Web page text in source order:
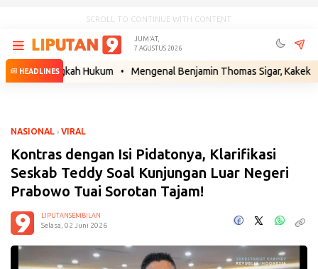
SCROLL TO CONTINUE WITH CONTENT
JUM'AT,
7 AGUSTUS 2026
HEADLINES
Hukum • Mengenal Benjamin Thomas Sigar, Kakek Buyut
NASIONAL › VIRAL
Kontras dengan Isi Pidatonya, Klarifikasi
Seskab Teddy Soal Kunjungan Luar Negeri
Prabowo Tuai Sorotan Tajam!
LIPUTANSEMBILAN
Selasa, 02 Juni 2026